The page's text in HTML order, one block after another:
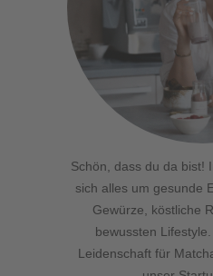
Schön, dass du da bist!
sich alles um gesunde
Gewürze, köstliche
bewussten
Leidenschaft für